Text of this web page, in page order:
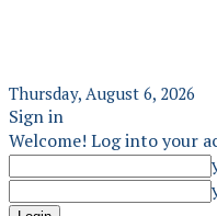
Thursday, August 6, 2026
Sign in
Welcome! Log into your